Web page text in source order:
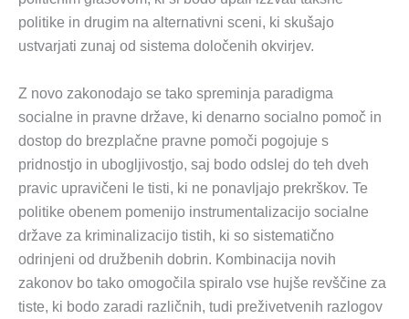
politike in drugim na alternativni sceni, ki skušajo
ustvarjati zunaj od sistema določenih okvirjev.
Z novo zakonodajo se tako spreminja paradigma
socialne in pravne države, ki denarno socialno pomoč in
dostop do brezplačne pravne pomoči pogojuje s
pridnostjo in ubogljivostjo, saj bodo odslej do teh dveh
pravic upravičeni le tisti, ki ne ponavljajo prekrškov. Te
politike obenem pomenijo instrumentalizacijo socialne
države za kriminalizacijo tistih, ki so sistematično
odrinjeni od družbenih dobrin. Kombinacija novih
zakonov bo tako omogočila spiralo vse hujše revščine za
tiste, ki bodo zaradi različnih, tudi preživetvenih razlogov